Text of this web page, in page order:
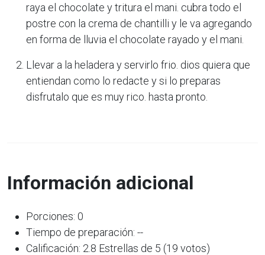
raya el chocolate y tritura el mani. cubra todo el
postre con la crema de chantilli y le va agregando
en forma de lluvia el chocolate rayado y el mani.
Llevar a la heladera y servirlo frio. dios quiera que
entiendan como lo redacte y si lo preparas
disfrutalo que es muy rico. hasta pronto.
Información adicional
Porciones: 0
Tiempo de preparación: --
Calificación: 2.8 Estrellas de 5 (19 votos)